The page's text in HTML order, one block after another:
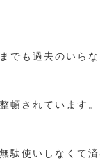
でも過去のいら
頓されています。
駄使いしなくて済